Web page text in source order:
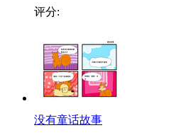
评分:
没有童话故事